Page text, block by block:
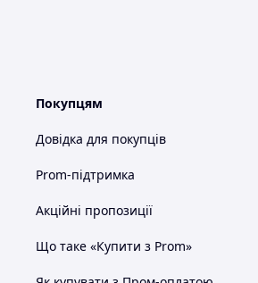
Покупцям
Довідка для покупців
Prom-підтримка
Акційні пропозиції
Що таке «Купити з Prom»